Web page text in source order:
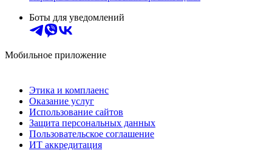
Боты для уведомлений
Мобильное приложение
Этика и комплаенс
Оказание услуг
Использование сайтов
Защита персональных данных
Пользовательское соглашение
ИТ аккредитация